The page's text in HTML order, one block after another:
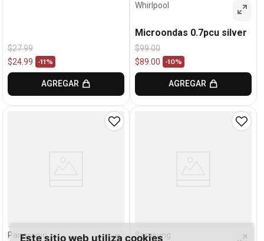
Este sitio web utiliza cookies
$27.99
$2499 -11%
AGREGAR
Whirlpool
Microondas 0.7pcu silver
$99.00
$89 00 -10%
AGREGAR
Panasonic Samsung